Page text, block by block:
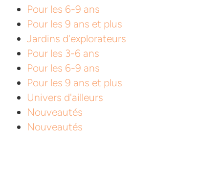
Pour les 6-9 ans
Pour les 9 ans et plus
Jardins d'explorateurs
Pour les 3-6 ans
Pour les 6-9 ans
Pour les 9 ans et plus
Univers d'ailleurs
Nouveautés
Nouveautés